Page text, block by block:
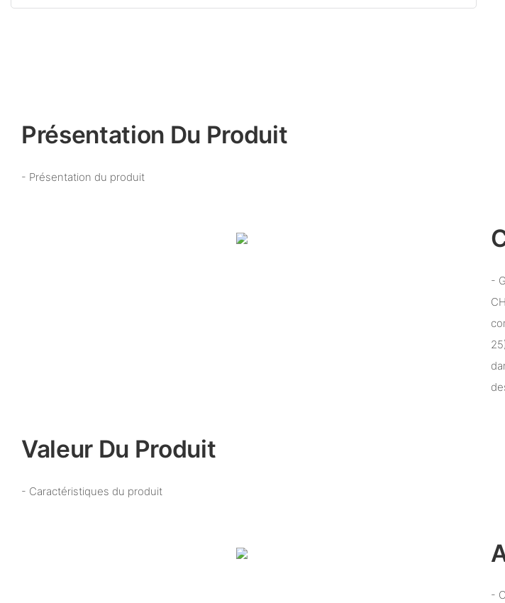
Présentation Du Produit
- Présentation du produit
-
Valeur Du Produit
- Caractéristiques du produit
-